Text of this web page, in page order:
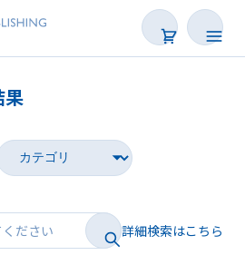
雑誌
映像
電子BOOK
詳細検索はこちら